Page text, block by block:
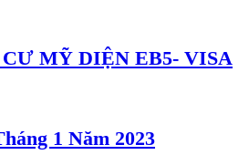
MỸ DIỆN EB5- VISA
1 Năm 2023